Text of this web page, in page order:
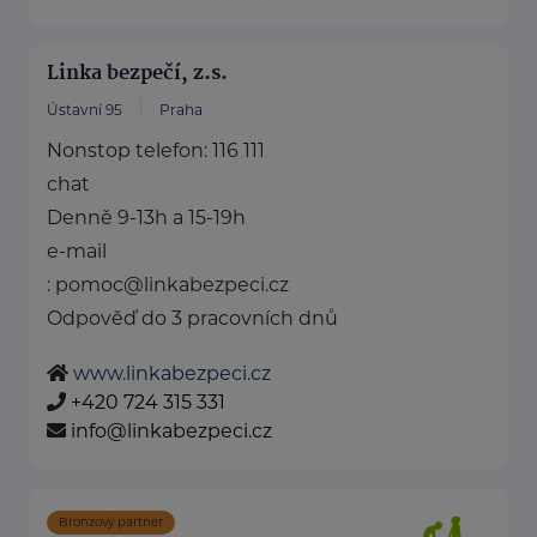
Linka bezpečí, z.s.
Ústavní 95 Praha
Nonstop telefon: 116 111
chat
Denně 9-13h a 15-19h
e-mail
: pomoc@linkabezpeci.cz
Odpověď do 3 pracovních dnů
www.linkabezpeci.cz
+420 724 315 331
info@linkabezpeci.cz
Bronzový partner